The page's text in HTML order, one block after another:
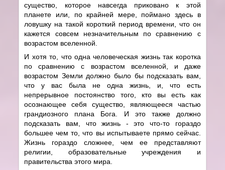
существо, которое навсегда приковано к этой
планете или, по крайней мере, поймано здесь в
ловушку на такой короткий период времени, что он
кажется совсем незначительным по сравнению с
возрастом вселенной.
И хотя то, что одна человеческая жизнь так коротка
по сравнению с возрастом вселенной, и даже
возрастом Земли должно было бы подсказать вам,
что у вас была не одна жизнь, и, что есть
непрерывное постоянство того, кто вы есть как
осознающее себя существо, являющееся частью
грандиозного плана Бога. И это также должно
подсказать вам, что жизнь - это что-то гораздо
большее чем то, что вы испытываете прямо сейчас.
Жизнь гораздо сложнее, чем ее представляют
религии, образовательные учреждения и
правительства этого мира.